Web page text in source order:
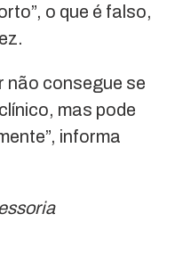
o que é falso,
não consegue se
mas pode
informa